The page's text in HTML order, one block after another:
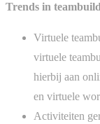
Trends in
Virtuele
virtuele
hierbij aan
en virtuele
Activiteiten